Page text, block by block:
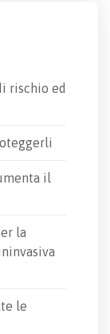
rischio ed
il
la
le